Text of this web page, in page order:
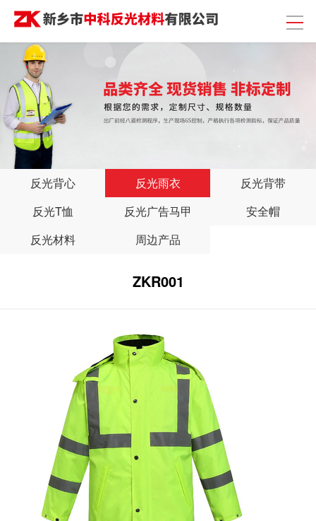
反光背心 反光雨衣
反光背带
反光T恤
反光广告马甲
安全帽
反光材料
周边产品
ZKR001